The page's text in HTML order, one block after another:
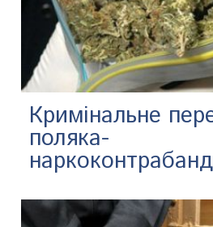
​Кримінальне
поляка-